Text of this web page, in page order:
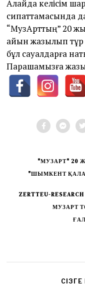
Алайда келісім
сипаттамасында
“МузАрттың” 20
айқын жазылып тұр
бұл сауалдарға
Парақшамызға
"МУЗАРТ" 20
"ШЫМКЕНТ
ZERTTEU-
МУЗАРТ